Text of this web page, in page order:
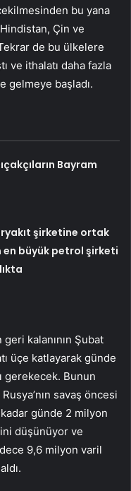
bu yana
Çin ve
de bu ülkelere
ve ithalatı daha fazla
gelmeye başladı.
Bayram
şirketine ortak
en büyük petrol şirketi
geri kalanının Şubat
üçe katlayarak günde
gerekecek. Bunun
savaş öncesi
günde 2 milyon
düşünüyor ve
9,6 milyon varil